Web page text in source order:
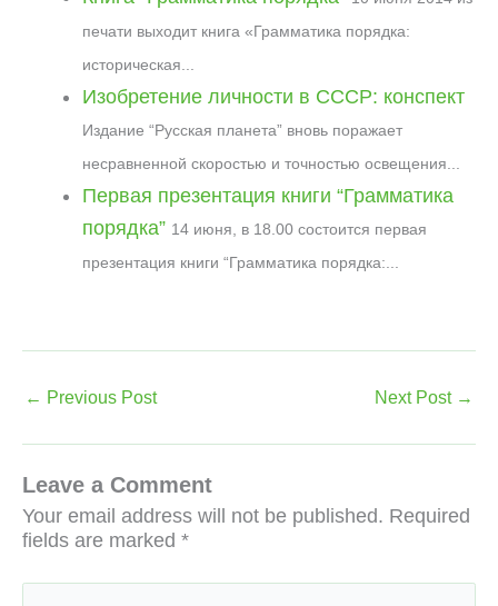
печати выходит книга «Грамматика порядка:
историческая...
Изобретение личности в СССР: конспект
Издание “Русская планета” вновь поражает
несравненной скоростью и точностью освещения...
Первая презентация книги “Грамматика
порядка” 14 июня, в 18.00 состоится первая
презентация книги “Грамматика порядка:...
← Previous Post Next Post →
Leave a Comment
Your email address will not be published. Required
fields are marked *